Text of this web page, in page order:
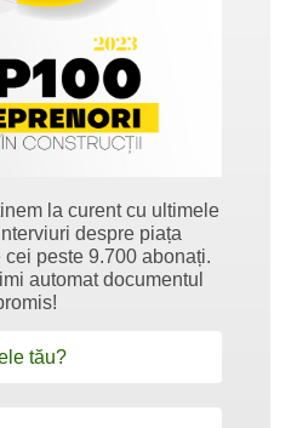
la curent cu ultimele
despre piața
peste 9.700 abonați.
automat documentul